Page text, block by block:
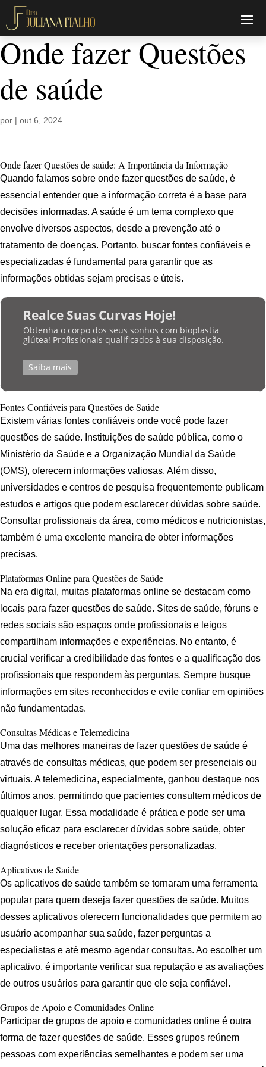
Onde fazer Questões
de saúde
por | out 6, 2024
Onde fazer Questões de saúde: A Importância da Informação
Quando falamos sobre onde fazer questões de saúde, é
essencial entender que a informação correta é a base para
decisões informadas. A saúde é um tema complexo que
envolve diversos aspectos, desde a prevenção até o
tratamento de doenças. Portanto, buscar fontes confiáveis e
especializadas é fundamental para garantir que as
informações obtidas sejam precisas e úteis.
Realce Suas Curvas Hoje!
Obtenha o corpo dos seus sonhos com bioplastia
glútea! Profissionais qualificados à sua disposição.
Saiba mais
Fontes Confiáveis para Questões de Saúde
Existem várias fontes confiáveis onde você pode fazer
questões de saúde. Instituições de saúde pública, como o
Ministério da Saúde e a Organização Mundial da Saúde
(OMS), oferecem informações valiosas. Além disso,
universidades e centros de pesquisa frequentemente publicam
estudos e artigos que podem esclarecer dúvidas sobre saúde.
Consultar profissionais da área, como médicos e nutricionistas,
também é uma excelente maneira de obter informações
precisas.
Plataformas Online para Questões de Saúde
Na era digital, muitas plataformas online se destacam como
locais para fazer questões de saúde. Sites de saúde, fóruns e
redes sociais são espaços onde profissionais e leigos
compartilham informações e experiências. No entanto, é
crucial verificar a credibilidade das fontes e a qualificação dos
profissionais que respondem às perguntas. Sempre busque
informações em sites reconhecidos e evite confiar em opiniões
não fundamentadas.
Consultas Médicas e Telemedicina
Uma das melhores maneiras de fazer questões de saúde é
através de consultas médicas, que podem ser presenciais ou
virtuais. A telemedicina, especialmente, ganhou destaque nos
últimos anos, permitindo que pacientes consultem médicos de
qualquer lugar. Essa modalidade é prática e pode ser uma
solução eficaz para esclarecer dúvidas sobre saúde, obter
diagnósticos e receber orientações personalizadas.
Aplicativos de Saúde
Os aplicativos de saúde também se tornaram uma ferramenta
popular para quem deseja fazer questões de saúde. Muitos
desses aplicativos oferecem funcionalidades que permitem ao
usuário acompanhar sua saúde, fazer perguntas a
especialistas e até mesmo agendar consultas. Ao escolher um
aplicativo, é importante verificar sua reputação e as avaliações
de outros usuários para garantir que ele seja confiável.
Grupos de Apoio e Comunidades Online
Participar de grupos de apoio e comunidades online é outra
forma de fazer questões de saúde. Esses grupos reúnem
pessoas com experiências semelhantes e podem ser uma